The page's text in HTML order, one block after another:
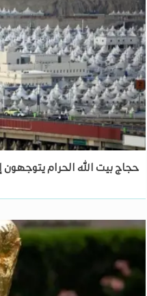
حجاج بيت الله الحرام يتوجهون